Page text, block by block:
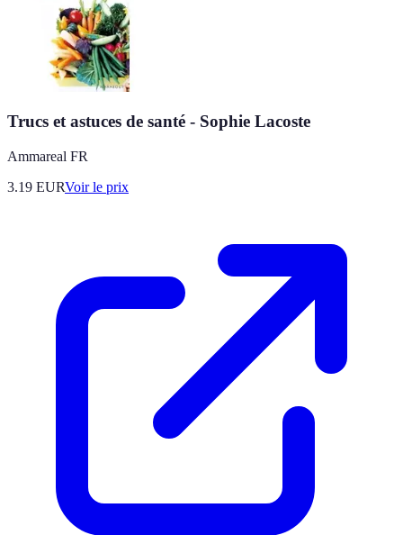
Trucs et astuces de santé - Sophie Lacoste
Ammareal FR
3.19 EURVoir le prix